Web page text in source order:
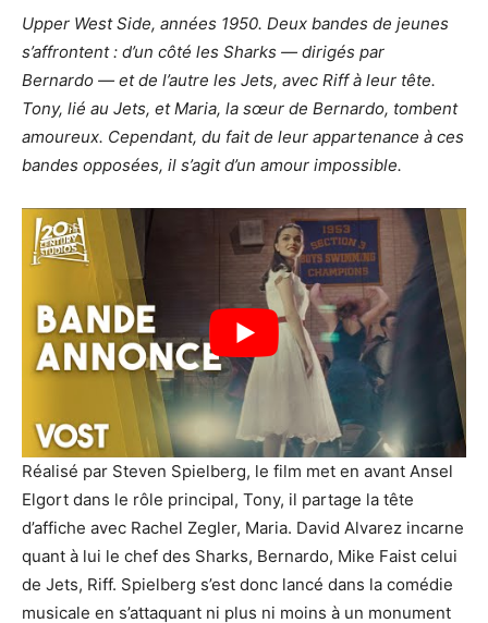
Upper West Side, années 1950. Deux bandes de jeunes
s’affrontent : d’un côté les Sharks — dirigés par
Bernardo — et de l’autre les Jets, avec Riff à leur tête.
Tony, lié au Jets, et Maria, la sœur de Bernardo, tombent
amoureux. Cependant, du fait de leur appartenance à ces
bandes opposées, il s’agit d’un amour impossible.
Réalisé par Steven Spielberg, le film met en avant Ansel
Elgort dans le rôle principal, Tony, il partage la tête
d’affiche avec Rachel Zegler, Maria. David Alvarez incarne
quant à lui le chef des Sharks, Bernardo, Mike Faist celui
de Jets, Riff. Spielberg s’est donc lancé dans la comédie
musicale en s’attaquant ni plus ni moins à un monument